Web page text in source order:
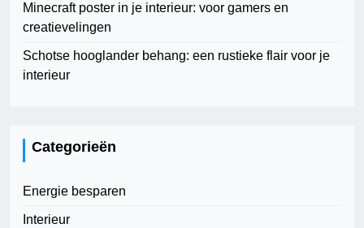
Minecraft poster in je interieur: voor gamers en
creatievelingen
Schotse hooglander behang: een rustieke flair voor je
interieur
Categorieën
Energie besparen
Interieur